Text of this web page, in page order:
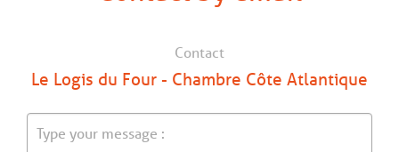
Contact
Le Logis du Four - Chambre Côte Atlantique